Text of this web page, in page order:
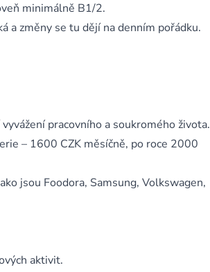
minimálně B1/2.
a změny se tu dějí na denním pořádku.
pracovního a soukromého života.
– 1600 CZK měsíčně, po roce 2000
jsou Foodora, Samsung, Volkswagen,
aktivit.